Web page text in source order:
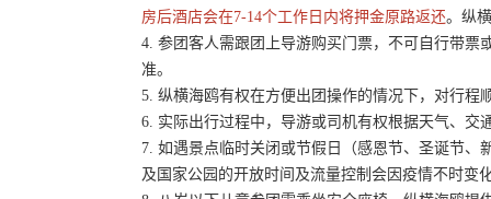
房后酒店会在7-14个工作日内将押金原路返还。纵
4. 参团客人需跟团上导游购买门票，不可自行带票
准。
5. 纵横海鸥有权在方便出团操作的情况下，对行
6. 实际出行过程中，导游或司机有权根据天气、
7. 如遇景点临时关闭或节假日（感恩节、圣诞节
及国家公园的开放时间及流量控制会因疫情不时变